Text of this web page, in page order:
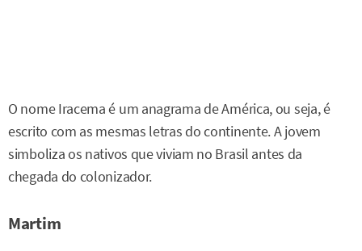
O nome Iracema é um anagrama de América, ou seja, é
escrito com as mesmas letras do continente. A jovem
simboliza os nativos que viviam no Brasil antes da
chegada do colonizador.
Martim